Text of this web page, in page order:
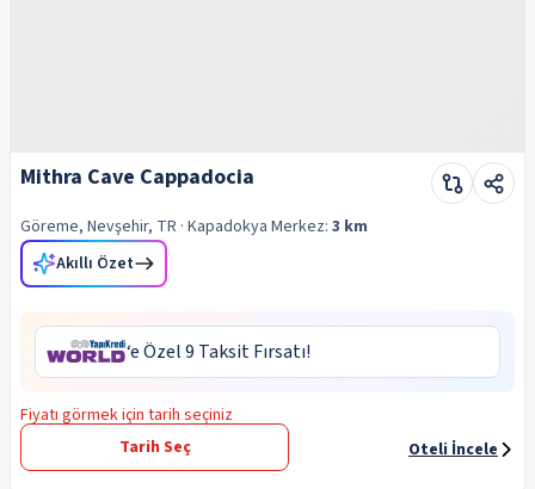
Mithra Cave Cappadocia
Göreme, Nevşehir, TR · Kapadokya Merkez: 3 km
Akıllı Özet
‘e Özel 9 Taksit Fırsatı!
Fiyatı görmek için tarih seçiniz
Tarih Seç
Oteli İncele